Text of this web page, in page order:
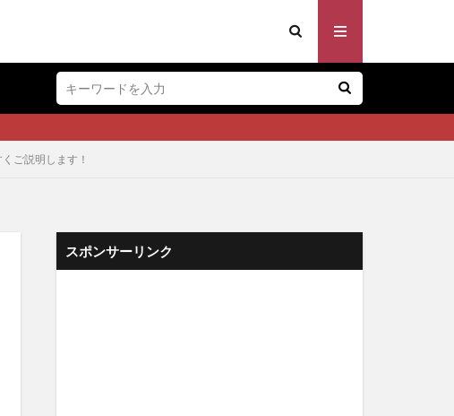
ご説明します！
スポンサーリンク